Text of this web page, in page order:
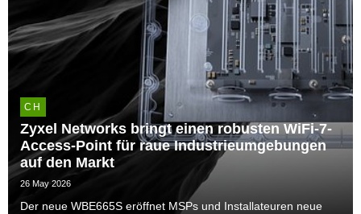
CH
Zyxel Networks bringt einen robusten WiFi-7-
Access-Point für raue Industrieumgebungen
auf den Markt
26 May 2026
Der neue WBE665S eröffnet MSPs und Installateuren neue